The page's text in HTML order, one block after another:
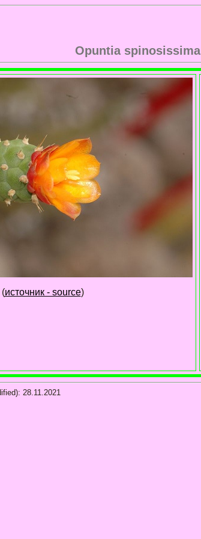
Opuntia spinosissima
(источник - source)
28.11.2021